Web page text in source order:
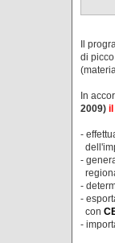
Il
di
In
2009) il
-
-
-
-
con
-